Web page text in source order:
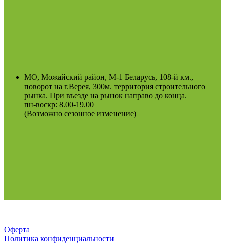
МО, Можайский район, М-1 Беларусь, 108-й км.,
поворот на г.Верея, 300м. территория строительного
рынка. При въезде на рынок направо до конца.
пн-воскр: 8.00-19.00
(Возможно сезонное изменение)
Оферта
Политика конфиденциальности